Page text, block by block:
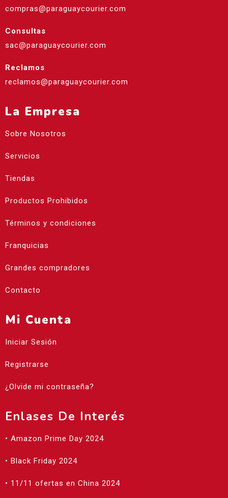
compras@paraguaycourier.com
Consultas
sac@paraguaycourier.com
Reclamos
reclamos@paraguaycourier.com
La Empresa
Sobre Nosotros
Servicios
Tiendas
Productos Prohibidos
Términos y condiciones
Franquicias
Grandes compradores
Contacto
Mi Cuenta
Iniciar Sesión
Registrarse
¿Olvide mi contraseña?
Enlases De Interés
• Amazon Prime Day 2024
• Black Friday 2024
• 11/11 ofertas en China 2024